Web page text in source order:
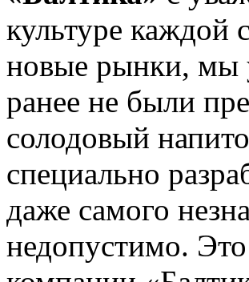
культуре каждой
новые рынки, мы
ранее не были
солодовый
специально
даже самого
недопустимо.